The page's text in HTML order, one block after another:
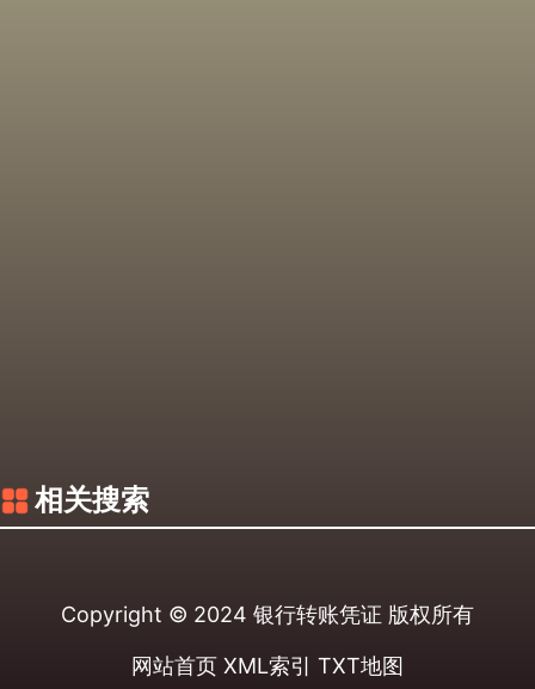
相关搜索
Copyright © 2024 银行转账凭证 版权所有
网站首页 XML索引 TXT地图